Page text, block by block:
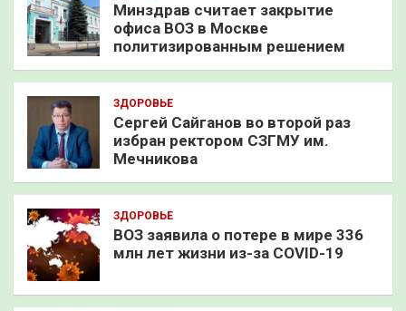
Минздрав считает закрытие
офиса ВОЗ в Москве
политизированным решением
ЗДОРОВЬЕ
Сергей Сайганов во второй раз
избран ректором СЗГМУ им.
Мечникова
ЗДОРОВЬЕ
ВОЗ заявила о потере в мире 336
млн лет жизни из-за COVID-19